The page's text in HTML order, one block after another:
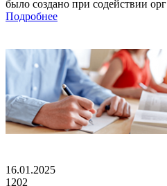
было создано при содействии орг
Подробнее
16.01.2025
1202